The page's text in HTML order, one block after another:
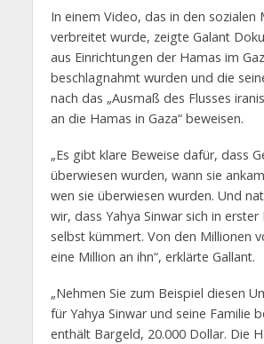
In einem Video, das in den sozialen
verbreitet wurde, zeigte Galant
aus Einrichtungen der Hamas im
beschlagnahmt wurden und die
nach das „Ausmaß des Flusses
an die Hamas in Gaza“ beweisen.
„Es gibt klare Beweise dafür, dass
überwiesen wurden, wann sie
wen sie überwiesen wurden. Und
wir, dass Yahya Sinwar sich in erster
selbst kümmert. Von den Millionen
eine Million an ihn“, erklärte Gallant.
„Nehmen Sie zum Beispiel diesen
für Yahya Sinwar und seine Familie
enthält Bargeld, 20.000 Dollar. Die